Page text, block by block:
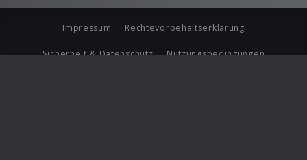
Impressum Rechtevorbehaltserklärung
Sicherheit & Datenschutz Nutzungsbedingungen